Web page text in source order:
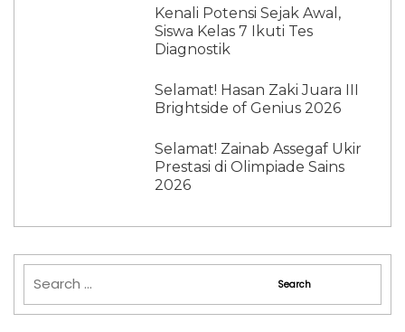
Kenali Potensi Sejak Awal,
Siswa Kelas 7 Ikuti Tes
Diagnostik
Selamat! Hasan Zaki Juara III
Brightside of Genius 2026
Selamat! Zainab Assegaf Ukir
Prestasi di Olimpiade Sains
2026